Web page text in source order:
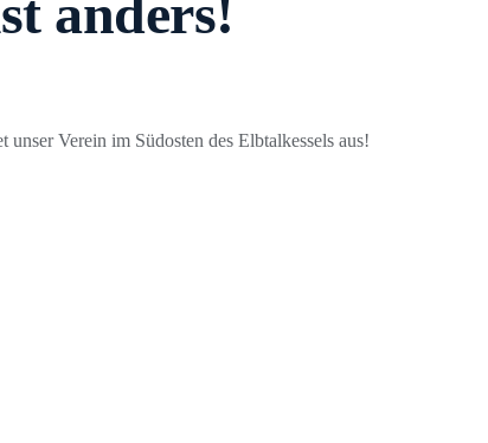
anders!
Verein im Südosten des Elbtalkessels aus!